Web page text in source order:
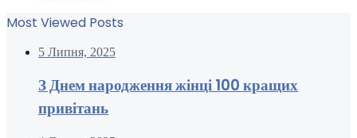
Most Viewed Posts
5 Липня, 2025
З Днем народження жінці 100 кращих
привітань